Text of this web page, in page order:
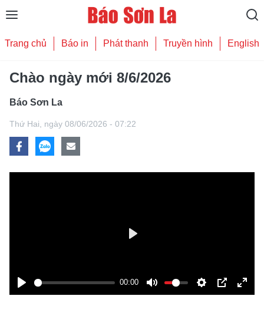
Trang chủ Báo in Phát thanh Truyền hình English
Chào ngày mới 8/6/2026
Báo Sơn La
Thứ Hai, ngày 08/06/2026 - 07:22
Play
00:00
Mute Settings
PIP Enter